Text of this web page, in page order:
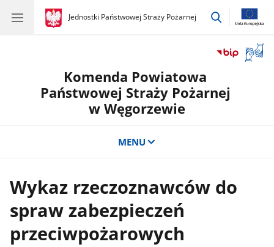
gov.pl
Jednostki Państwowej Straży Pożarnej
gov.pl
Jednostki
przejdź
okno
Komenda Powiatowa
Państwowej Straży Pożarnej
w Węgorzewie
MENU
Wykaz rzeczoznawców do
spraw zabezpieczeń
przeciwpożarowych